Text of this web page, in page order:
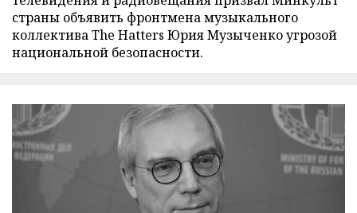
страны объявить фронтмена музыкального
коллектива The Hatters Юрия Музыченко угрозой
национальной безопасности.